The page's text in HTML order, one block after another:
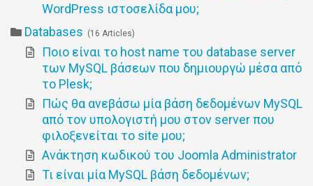
WordPress ιστοσελίδα μου;
Databases
16 Articles
Ποιο είναι το host name του database server
των MySQL βάσεων που δημιουργώ μέσα από
το Plesk;
Πώς θα ανεβάσω μία βάση δεδομένων MySQL
από τον υπολογιστή μου στον server που
φιλοξενείται το site μου;
Ανάκτηση κωδικού του Joomla Administrator
Τι είναι μία MySQL βάση δεδομένων;